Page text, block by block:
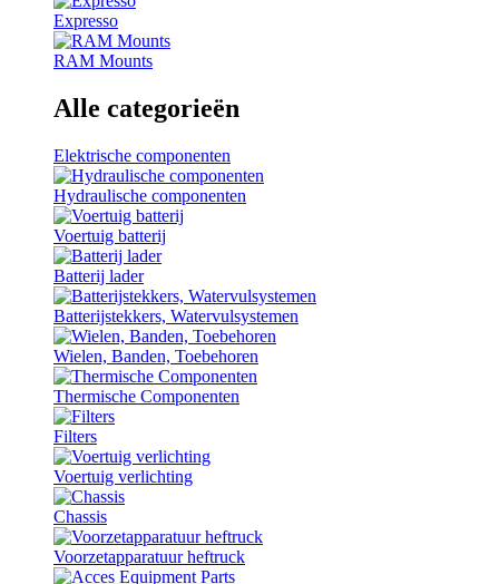
Expresso
RAM Mounts
Alle categorieën
Elektrische componenten
Hydraulische componenten
Voertuig batterij
Batterij lader
Batterijstekkers, Watervulsystemen
Wielen, Banden, Toebehoren
Thermische Componenten
Filters
Voertuig verlichting
Chassis
Voorzetapparatuur heftruck